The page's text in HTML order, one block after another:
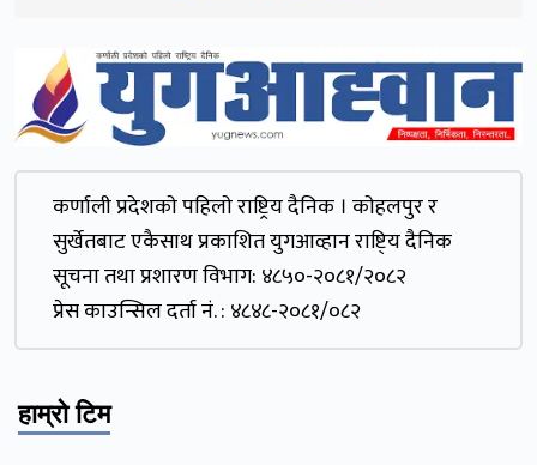
कर्णाली प्रदेशकाे पहिलाे राष्ट्रिय दैनिक । काेहलपुर र
सुर्खेतबाट एकैसाथ प्रकाशित युगआव्हान राष्टि्य दैनिक
सूचना तथा प्रशारण विभाग: ४८५०-२०८१/२०८२
प्रेस काउन्सिल दर्ता नं. : ४८४८-२०८१/०८२
हाम्रो टिम